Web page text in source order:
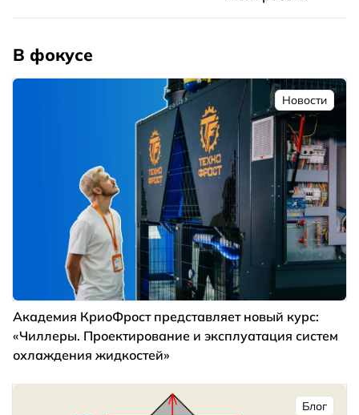
В фокусе
Новости
Академия КриоФрост представляет новый курс:
«Чиллеры. Проектирование и эксплуатация систем
охлаждения жидкостей»
Блог